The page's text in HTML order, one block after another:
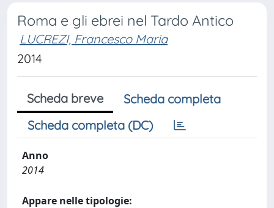
Roma e gli ebrei nel Tardo Antico
LUCREZI, Francesco Maria
2014
Scheda breve
Scheda completa
Scheda completa (DC)
Anno
2014
Appare nelle tipologie: